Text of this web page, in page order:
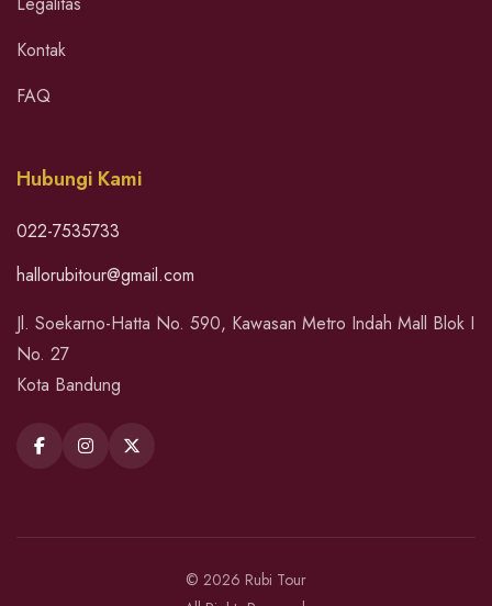
Kontak
FAQ
Hubungi Kami
022-7535733
hallorubitour@gmail.com
Jl. Soekarno-Hatta No. 590, Kawasan Metro Indah Mall Blok I
No. 27
Kota Bandung
© 2026 Rubi Tour